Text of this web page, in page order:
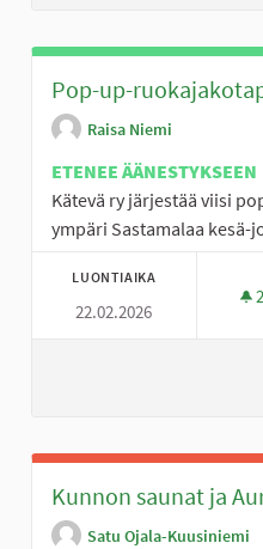
Pop-up-
Raisa Niemi
ETENEE ÄÄNESTYKSEEN
Kätevä ry järjestää viisi
ympäri Sastamalaa kesä-
LUONTIAIKA
22.02.2026
Kunnon saunat ja
Satu Ojala-Kuusiniemi